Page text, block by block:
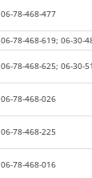
06-78-468-477
06-78-468-619; 06-30-
06-78-468-625; 06-30-
06-78-468-026
06-78-468-225
06-78-468-016